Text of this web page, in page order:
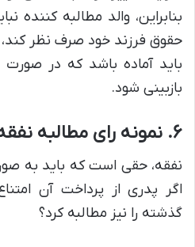
بنابراین، والد مطالبه کننده
حقوق فرزند خود صرف نظر کند،
باید آماده باشد که در صورت
بازبینی شود.
۶. نمونه رای مطالبه نفقه معوقه فرزند
نفقه، حقی است که باید به
اگر پدری از پرداخت آن
گذشته را نیز مطالبه کرد؟